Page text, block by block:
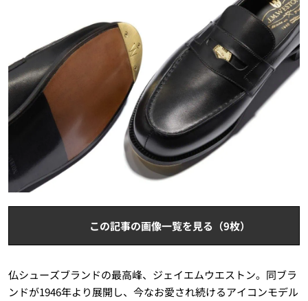
この記事の画像一覧を見る（9枚）
仏シューズブランドの最高峰、ジェイエムウエストン。同ブラ
ンドが1946年より展開し、今なお愛され続けるアイコンモデル